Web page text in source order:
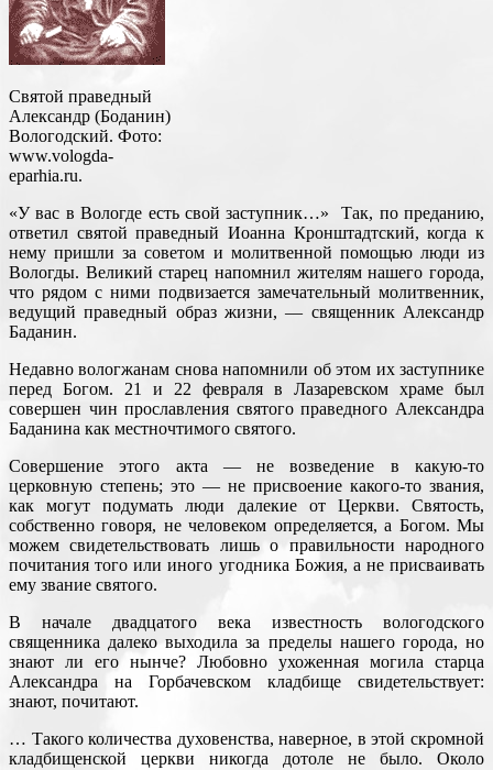
Святой праведный
Александр (Боданин)
Вологодский. Фото:
www.vologda-
eparhia.ru.
«У вас в Вологде есть свой заступник…» Так, по преданию,
ответил святой праведный Иоанна Кронштадтский, когда к
нему пришли за советом и молитвенной помощью люди из
Вологды. Великий старец напомнил жителям нашего города,
что рядом с ними подвизается замечательный молитвенник,
ведущий праведный образ жизни, — священник Александр
Баданин.
Недавно вологжанам снова напомнили об этом их заступнике
перед Богом. 21 и 22 февраля в Лазаревском храме был
совершен чин прославления святого праведного Александра
Баданина как местночтимого святого.
Совершение этого акта — не возведение в какую-то
церковную степень; это — не присвоение какого-то звания,
как могут подумать люди далекие от Церкви. Святость,
собственно говоря, не человеком определяется, а Богом. Мы
можем свидетельствовать лишь о правильности народного
почитания того или иного угодника Божия, а не присваивать
ему звание святого.
В начале двадцатого века известность вологодского
священника далеко выходила за пределы нашего города, но
знают ли его нынче? Любовно ухоженная могила старца
Александра на Горбачевском кладбище свидетельствует:
знают, почитают.
… Такого количества духовенства, наверное, в этой скромной
кладбищенской церкви никогда дотоле не было. Около